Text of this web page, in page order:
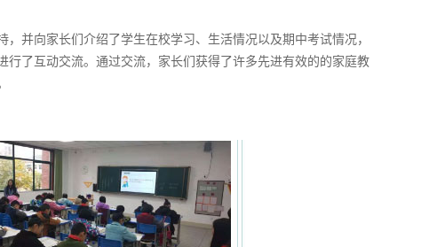
并向家长们介绍了学生在校学习、生活情况以及期中考试情况，
了互动交流。通过交流，家长们获得了许多先进有效的的家庭教